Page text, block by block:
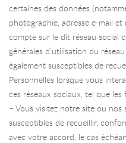
certaines des données
photographie, adresse e-mail et
compte sur le dit réseau social
générales d’utilisation du
également susceptibles de
Personnelles lorsque vous
ces réseaux sociaux, tel que les
– Vous visitez notre site ou nos
susceptibles de recueillir,
avec votre accord, le cas